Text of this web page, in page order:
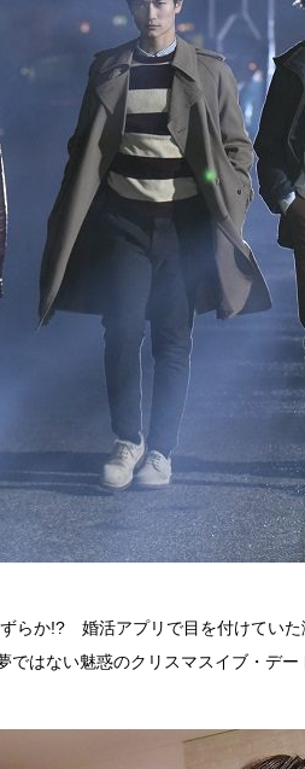
らか!? 婚活アプリで目を付けてい
はない魅惑のクリスマスイブ・デ